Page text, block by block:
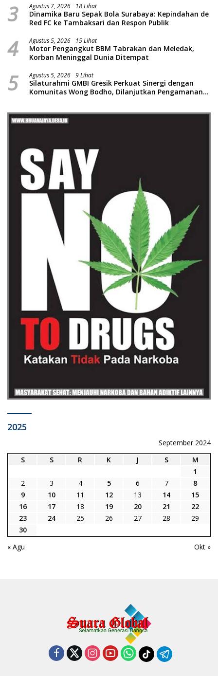
3 Agustus 7, 2026 18 Lihat
Dinamika Baru Sepak Bola Surabaya: Kepindahan de
Red FC ke Tambaksari dan Respon Publik
4 Agustus 5, 2026 15 Lihat
Motor Pengangkut BBM Tabrakan dan Meledak,
Korban Meninggal Dunia Ditempat
5 Agustus 5, 2026 9 Lihat
Silaturahmi GMBI Gresik Perkuat Sinergi dengan
Komunitas Wong Bodho, Dilanjutkan Pengamanan
2025
September 2024
S
S R K J S
M
1
2
3 4 5 6 7
8
9
10 11 12 13 14
15
16
17 18 19 20 21
22
23
24 25 26 27 28
29
30
« Agu
Okt »